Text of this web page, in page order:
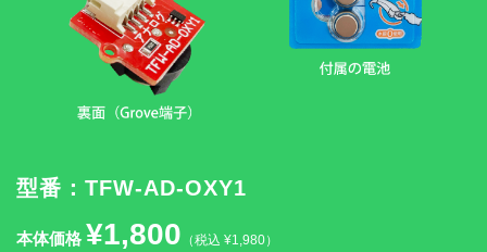
型番：TFW-AD-OXY1
本体価格 ¥1,800 （税込 ¥1,980）